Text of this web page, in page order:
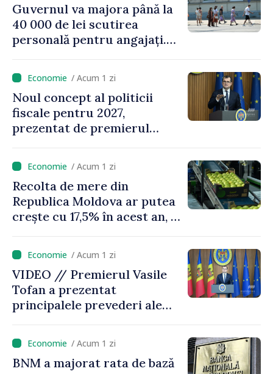
Guvernul va majora până la
40 000 de lei scutirea
personală pentru angajați.
de milioane de lei îi lăsăm
oamenilor”/ Acum 1 zi
Noul concept al politicii
fiscale pentru 2027,
prezentat de premierul
puțin munca, stimulăm
investițiile, taxăm viciile și
echilibrăm taxarea
consumului”
/ Acum 1 zi
Recolta de mere din
Republica Moldova ar putea
crește cu 17,5% în acest an, în
este estimată în scădere
/ Acum 1 zi
VIDEO // Premierul Vasile
Tofan a prezentat
principalele prevederi ale
2027
/ Acum 1 zi
BNM a majorat rata de bază